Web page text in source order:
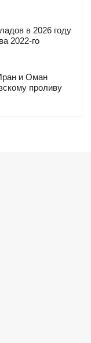
в 2026 году
2022-го
и Оман
проливу